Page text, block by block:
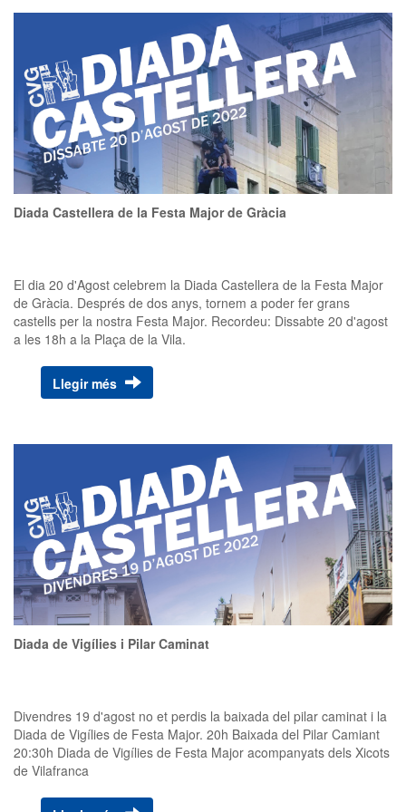
Diada Castellera de la Festa Major de Gràcia
El dia 20 d'Agost celebrem la Diada Castellera de la Festa Major
de Gràcia. Després de dos anys, tornem a poder fer grans
castells per la nostra Festa Major. Recordeu: Dissabte 20 d'agost
a les 18h a la Plaça de la Vila.
Llegir més
Diada de Vigílies i Pilar Caminat
Divendres 19 d'agost no et perdis la baixada del pilar caminat i la
Diada de Vigílies de Festa Major. 20h Baixada del Pilar Camiant
20:30h Diada de Vigílies de Festa Major acompanyats dels Xicots
de Vilafranca